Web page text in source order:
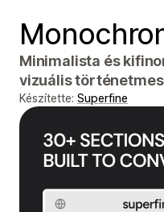
Minimalista és
vizuális
Készítette: Superfine